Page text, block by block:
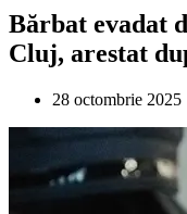
Bărbat evadat
Cluj, arestat
28 octombrie 2025